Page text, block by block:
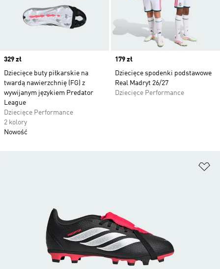
Price
329 zł
Dziecięce buty piłkarskie na
twardą nawierzchnię (FG) z
wywijanym językiem Predator
League
Dziecięce Performance
2 kolory
Nowość
Price
179 zł
Dziecięce spodenki podstawowe
Real Madryt 26/27
Dziecięce Performance